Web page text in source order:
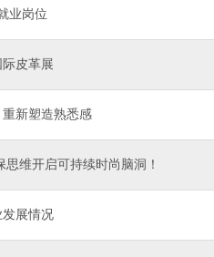
业岗位
皮革展
新塑造熟悉感
维开启可持续时尚脑洞！
展情况